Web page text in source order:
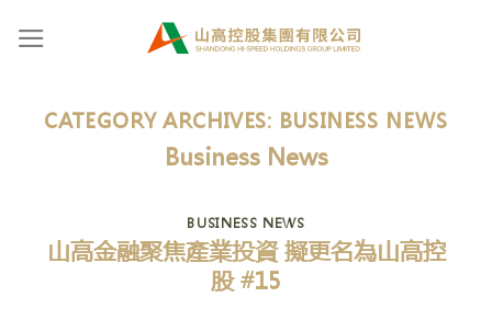
CATEGORY ARCHIVES: BUSINESS NEWS
Business News
BUSINESS NEWS
山高金融聚焦產業投資 擬更名為山高控
股 #15